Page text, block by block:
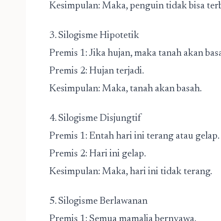
Kesimpulan: Maka, penguin tidak bisa
3. Silogisme Hipotetik
Premis 1: Jika hujan, maka tanah akan
Premis 2: Hujan terjadi.
Kesimpulan: Maka, tanah akan basah.
4. Silogisme Disjungtif
Premis 1: Entah hari ini terang atau gelap.
Premis 2: Hari ini gelap.
Kesimpulan: Maka, hari ini tidak terang.
5. Silogisme Berlawanan
Premis 1: Semua mamalia bernyawa.